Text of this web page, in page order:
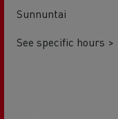
Sunnuntai
See specific hours >